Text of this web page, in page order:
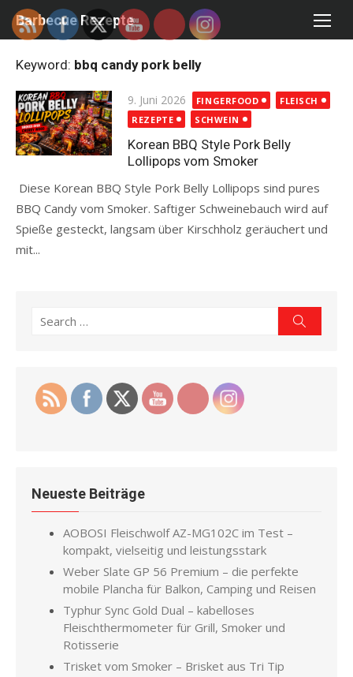
Skip
Barbecue Rezepte
Keyword: bbq candy pork belly
Posted
on
9. Juni 2026 FINGERFOOD
FLEISCH
REZEPTE
SCHWEIN
Korean BBQ Style Pork Belly
Lollipops vom Smoker
Diese Korean BBQ Style Pork Belly Lollipops sind pures
BBQ Candy vom Smoker. Saftiger Schweinebauch wird auf
Spieße gesteckt, langsam über Kirschholz geräuchert und
mit...
Search
Neueste Beiträge
AOBOSI Fleischwolf AZ-MG102C im Test –
kompakt, vielseitig und leistungsstark
Weber Slate GP 56 Premium – die perfekte
mobile Plancha für Balkon, Camping und Reisen
Typhur Sync Gold Dual – kabelloses
Fleischthermometer für Grill, Smoker und
Rotisserie
Trisket vom Smoker – Brisket aus Tri Tip